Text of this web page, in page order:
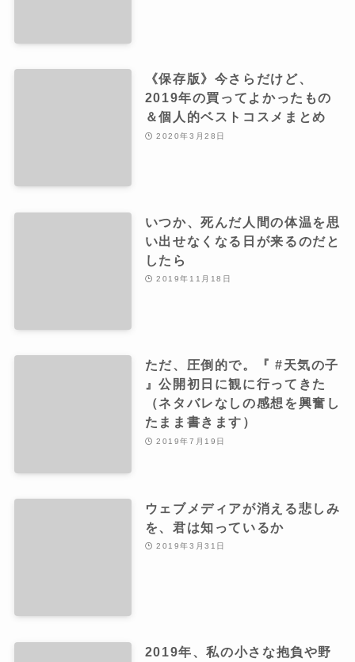
《保存版》今さらだけど、
2019年の買ってよかったもの
＆個人的ベストコスメまとめ
2020年3月28日
いつか、死んだ人間の体温を思
い出せなくなる日が来るのだと
したら
2019年11月18日
ただ、圧倒的で。『 #天気の子
』公開初日に観に行ってきた
（ネタバレなしの感想を興奮し
たまま書きます）
2019年7月19日
ウェブメディアが消える悲しみ
を、君は知っているか
2019年3月31日
2019年、私の小さな抱負や野